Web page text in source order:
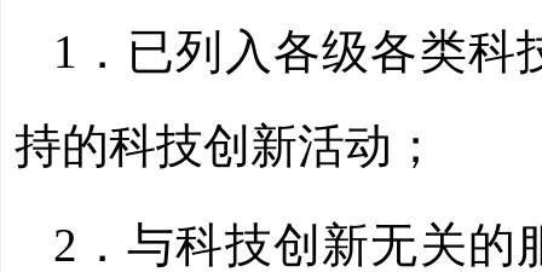
1．已列入各级各类科
持的科技创新活动；
2．与科技创新无关的